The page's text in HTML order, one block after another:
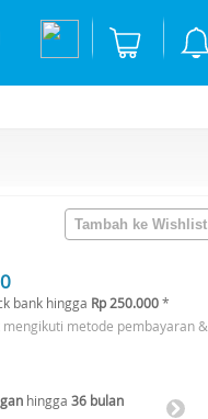
bank hingga Rp 250.000*
metode pembayaran &
hingga 36 bulan